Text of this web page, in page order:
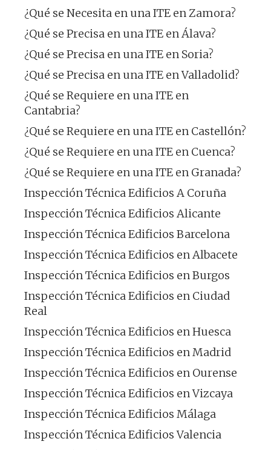
¿Qué se Necesita en una ITE en Zamora?
¿Qué se Precisa en una ITE en Álava?
¿Qué se Precisa en una ITE en Soria?
¿Qué se Precisa en una ITE en Valladolid?
¿Qué se Requiere en una ITE en
Cantabria?
¿Qué se Requiere en una ITE en Castellón?
¿Qué se Requiere en una ITE en Cuenca?
¿Qué se Requiere en una ITE en Granada?
Inspección Técnica Edificios A Coruña
Inspección Técnica Edificios Alicante
Inspección Técnica Edificios Barcelona
Inspección Técnica Edificios en Albacete
Inspección Técnica Edificios en Burgos
Inspección Técnica Edificios en Ciudad
Real
Inspección Técnica Edificios en Huesca
Inspección Técnica Edificios en Madrid
Inspección Técnica Edificios en Ourense
Inspección Técnica Edificios en Vizcaya
Inspección Técnica Edificios Málaga
Inspección Técnica Edificios Valencia